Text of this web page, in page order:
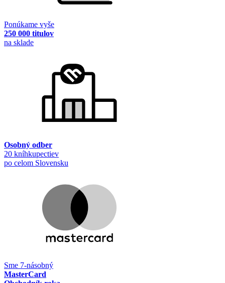
Ponúkame vyše
250 000 titulov
na sklade
Osobný odber
20 kníhkupectiev
po celom Slovensku
Sme 7-násobný
MasterCard